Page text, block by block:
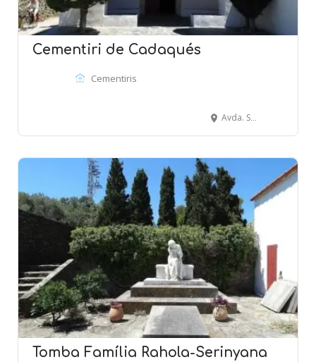
Cementiri de Cadaqués
Cementiris
Avda. Salvador Dalí, 23 - CADAQUÉS
Tomba Família Rahola-Serinyana